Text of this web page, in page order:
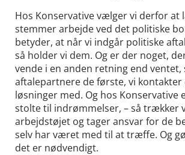
Hos Konservative vælger vi derfor at
stemmer arbejde ved det politiske
betyder, at når vi indgår politiske
så holder vi dem. Og er der noget,
vende i en anden retning end ventet,
aftalepartnere de første, vi kontakter
løsninger med. Og hos Konservative
stolte til indrømmelser, – så trækker
arbejdstøjet og tager ansvar for de
selv har været med til at træffe. Og
det er nødvendigt.